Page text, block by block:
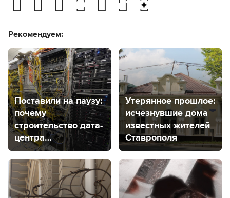
Рекомендуем:
Поставили на паузу:
почему
строительство дата-
центра
приостановили
и зачем он нужен
ставропольчанам?
Утерянное прошлое:
исчезнувшие дома
известных жителей
Ставрополя